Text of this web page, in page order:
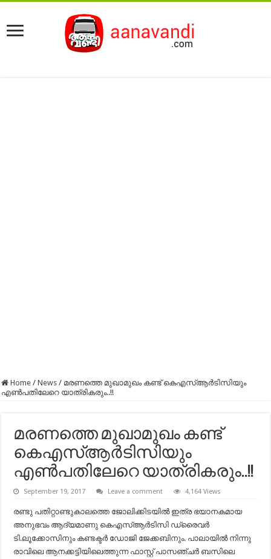
Home / News / മരണത്തെ മുഖാമുഖം കണ്ട് കെഎസ്ആര്‍ടിസിയും
എൺപതിലേറെ യാത്രികരും..!!
മരണത്തെ മുഖാമുഖം കണ്ട്
കെഎസ്ആര്‍ടിസിയും
എൺപതിലേറെ യാത്രികരും..!!
September 19, 2017 Leave a comment 4,164 Views
രണ്ടു പതിറ്റാണ്ടുകാലത്തെ ജോലിക്കിടയിൽ ഇത്ര ഭയാനകമായ
അനുഭവം ആദ്യമാണു കെഎസ്ആർടിസി ഡ്രൈവർ
ടി.ലൂക്കോസിനും കണ്ടക്ടർ ഡോജി ജേക്കബിനും. പാലായിൽ നിന്നു
രാവിലെ ആനക്കട്ടിയിലെത്തുന്ന ഫാസ്റ്റ് പാസഞ്ചർ ബസിലെ